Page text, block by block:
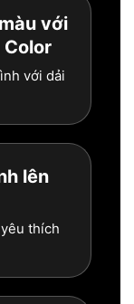
với
với dải
lên
thích